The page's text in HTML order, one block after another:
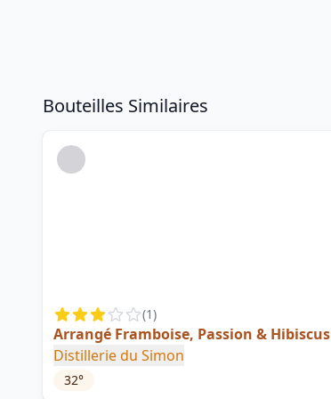
Bouteilles Similaires
(1)
Arrangé Framboise, Passion & Hibiscus
Distillerie du Simon
32°